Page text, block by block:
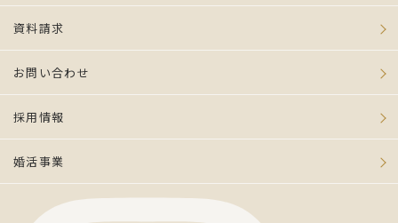
資料請求
お問い合わせ
採用情報
婚活事業